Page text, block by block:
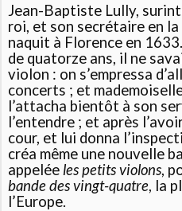
Jean-Baptiste Lully,
roi, et son secrétaire en
naquit à Florence en
de quatorze ans, il ne
violon : on s’empressa
concerts ; et
l’attacha bientôt à son
l’entendre ; et après
cour, et lui donna
créa même une nouvelle
appelée les petits violons,
bande des vingt-quatre, la
l’Europe.